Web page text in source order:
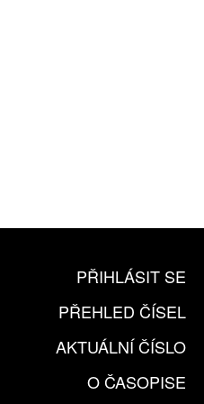
PŘIHLÁSIT SE
PŘEHLED ČÍSEL
AKTUÁLNÍ ČÍSLO
O ČASOPISE